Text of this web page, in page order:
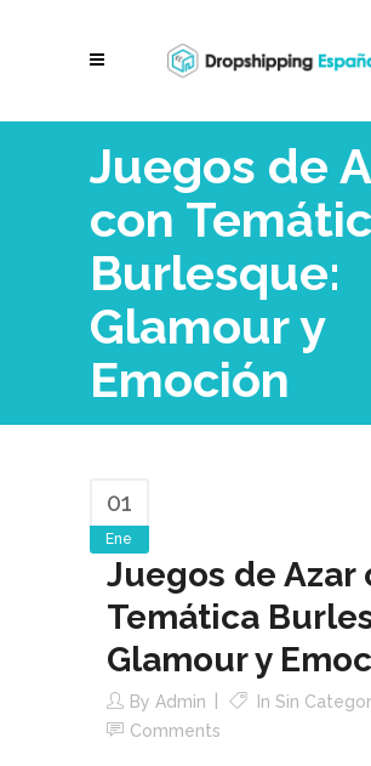
Juegos de
con
Burlesque:
Glamour y
Emoción
01
Ene
Juegos de Azar
Temática
Glamour y
By Admin
In Sin
Comments